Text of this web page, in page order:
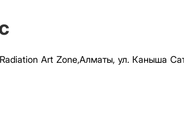
Radiation Art Zone,Алматы, ул. Каныша